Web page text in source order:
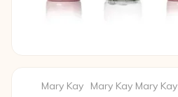
Mary Kay Mary Kay Mary Kay